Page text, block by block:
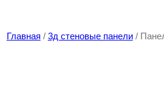
Главная / 3д стеновые панели/